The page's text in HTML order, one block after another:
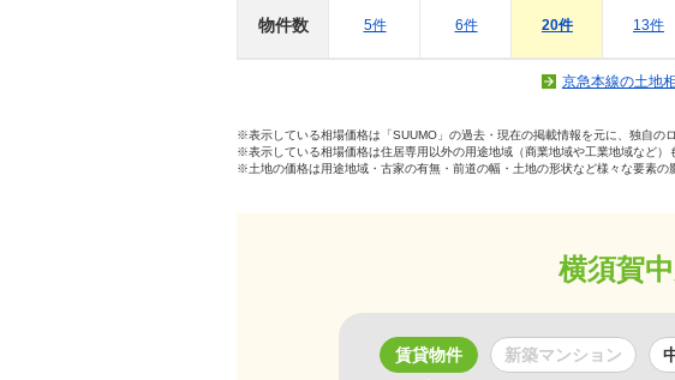
物件数 5件 6件 20件 13件
京急本線の土地
※表示している相場価格は「SUUMO」の過去・現在の掲載情報を元に、独自の
※表示している相場価格は住居専用以外の用途地域（商業地域や工業地域など）
※土地の価格は用途地域・古家の有無・前道の幅・土地の形状など様々な要素の
横須賀
賃貸物件 新築マンション